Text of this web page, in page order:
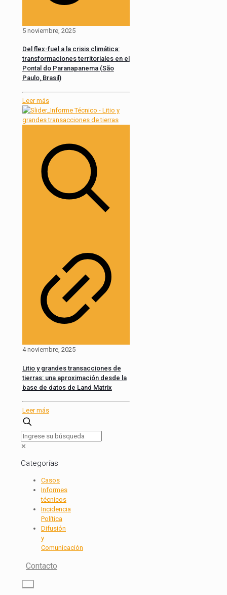
5 noviembre, 2025
Del flex-fuel a la crisis climática:
transformaciones territoriales en el
Pontal do Paranapanema (São
Paulo, Brasil)
Leer más
4 noviembre, 2025
Litio y grandes transacciones de
tierras: una aproximación desde la
base de datos de Land Matrix
Leer más
✕
Categorías
Casos
Informes
técnicos
Incidencia
Política
Difusión
y
Comunicación
Contacto